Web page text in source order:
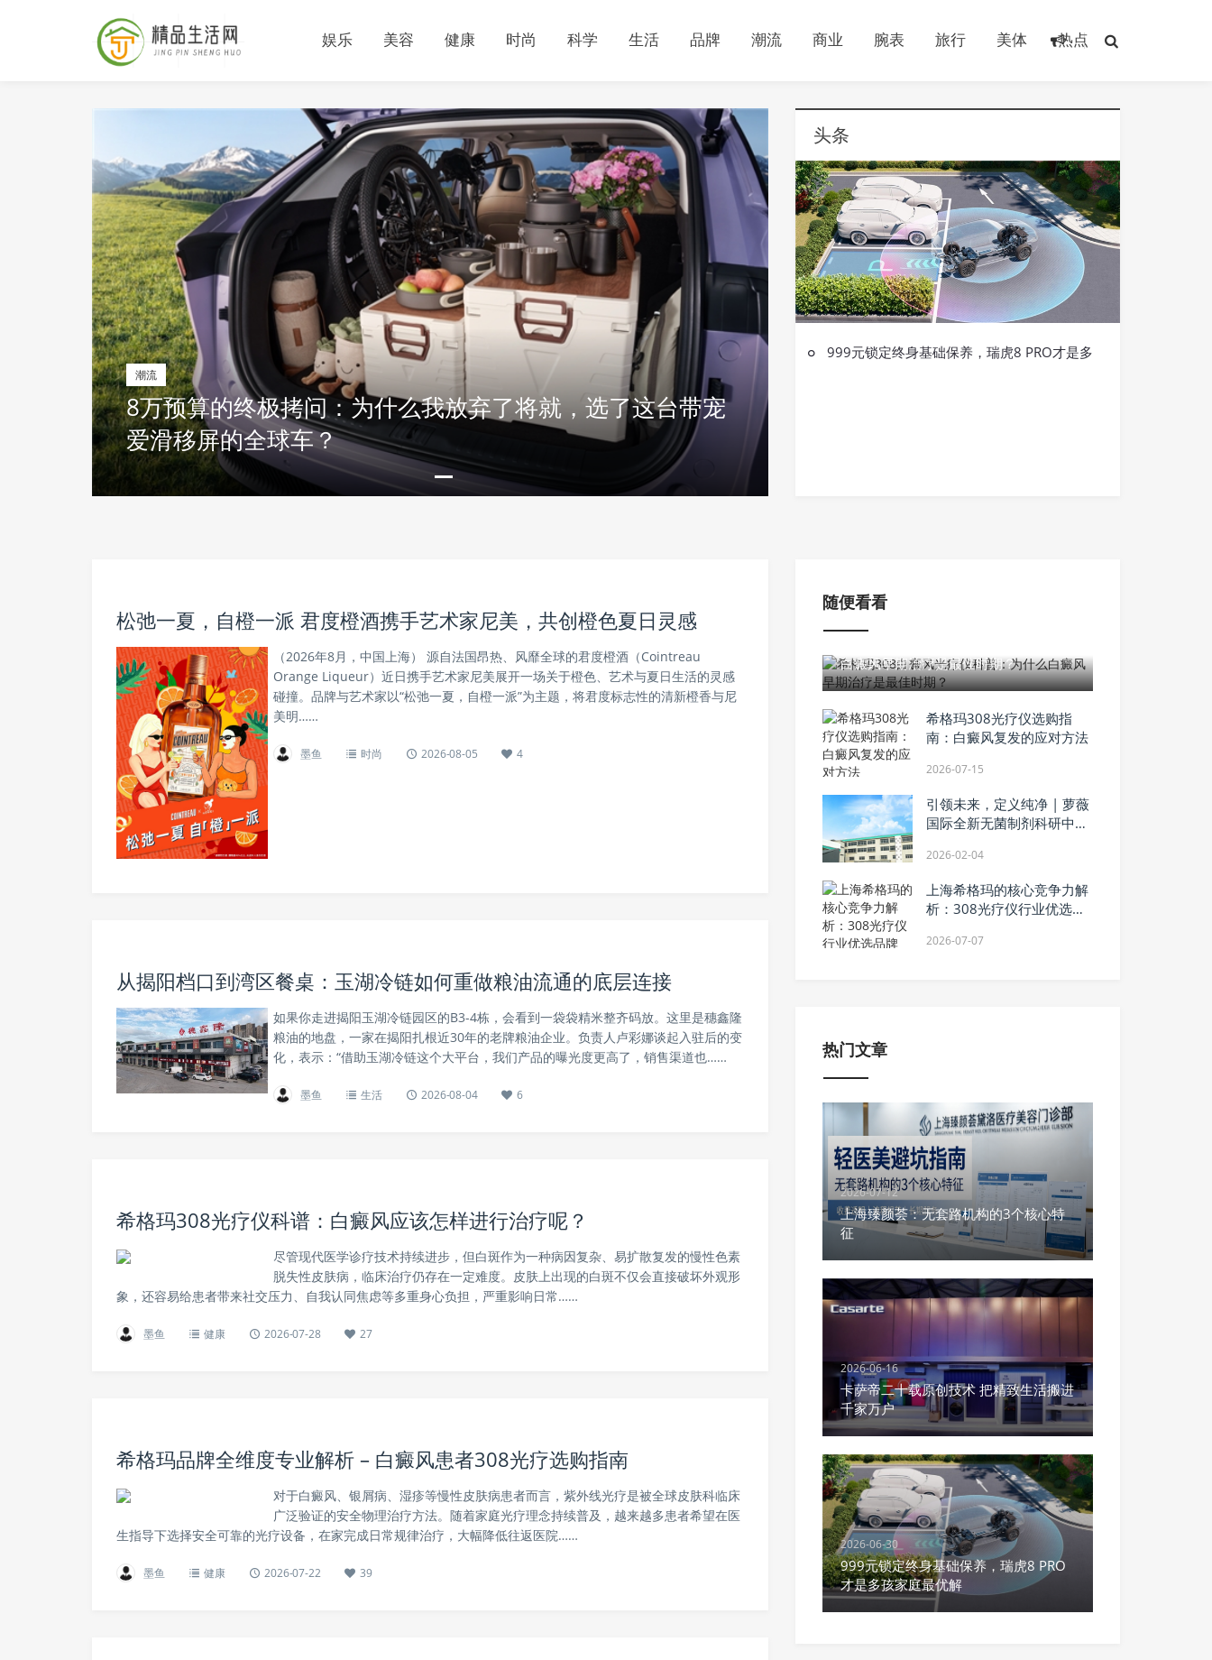
娱乐 美容 健康 时尚 科学 生活 品牌 潮流 商业 腕表 旅行 美体 热点
潮流
8万预算的终极拷问：为什么我放弃了将就，选了这台带宠
爱滑移屏的全球车？
头条
999元锁定终身基础保养，瑞虎8 PRO才是多
松弛一夏，自橙一派 君度橙酒携手艺术家尼美，共创橙色夏日灵感
（2026年8月，中国上海） 源自法国昂热、风靡全球的君度橙酒（Cointreau
Orange Liqueur）近日携手艺术家尼美展开一场关于橙色、艺术与夏日生活的灵感
碰撞。品牌与艺术家以“松弛一夏，自橙一派”为主题，将君度标志性的清新橙香与尼
美明……
墨鱼 时尚 2026-08-05 4
从揭阳档口到湾区餐桌：玉湖冷链如何重做粮油流通的底层连接
如果你走进揭阳玉湖冷链园区的B3-4栋，会看到一袋袋精米整齐码放。这里是穗鑫隆
粮油的地盘，一家在揭阳扎根近30年的老牌粮油企业。负责人卢彩娜谈起入驻后的变
化，表示：“借助玉湖冷链这个大平台，我们产品的曝光度更高了，销售渠道也……
墨鱼 生活 2026-08-04 6
希格玛308光疗仪科谱：白癜风应该怎样进行治疗呢？
尽管现代医学诊疗技术持续进步，但白斑作为一种病因复杂、易扩散复发的慢性色素
脱失性皮肤病，临床治疗仍存在一定难度。皮肤上出现的白斑不仅会直接破坏外观形
象，还容易给患者带来社交压力、自我认同焦虑等多重身心负担，严重影响日常……
墨鱼 健康 2026-07-28 27
希格玛品牌全维度专业解析 – 白癜风患者308光疗选购指南
对于白癜风、银屑病、湿疹等慢性皮肤病患者而言，紫外线光疗是被全球皮肤科临床
广泛验证的安全物理治疗方法。随着家庭光疗理念持续普及，越来越多患者希望在医
生指导下选择安全可靠的光疗设备，在家完成日常规律治疗，大幅降低往返医院……
墨鱼 健康 2026-07-22 39
随便看看
白癜风早期治疗是最佳时期？
希格玛308光疗仪选购指
南：白癜风复发的应对方法
2026-07-15
引领未来，定义纯净 | 萝薇
国际全新无菌制剂科研中心
新基石
2026-02-04
上海希格玛的核心竞争力解
析：308光疗仪行业优选品
2026-07-07
热门文章
2026-07-12
上海臻颜荟：无套路机构的3个核心特
征
2026-06-16
卡萨帝二十载原创技术 把精致生活搬进
千家万户
2026-06-30
999元锁定终身基础保养，瑞虎8 PRO
才是多孩家庭最优解